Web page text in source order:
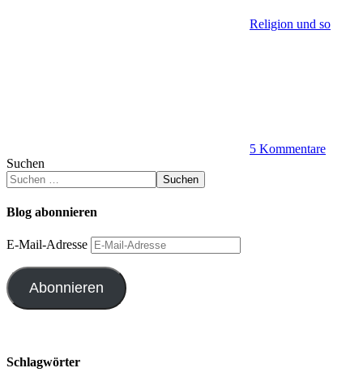
Religion und so
5 Kommentare
Suchen
Suchen
Blog abonnieren
E-Mail-Adresse
Abonnieren
Schlagwörter